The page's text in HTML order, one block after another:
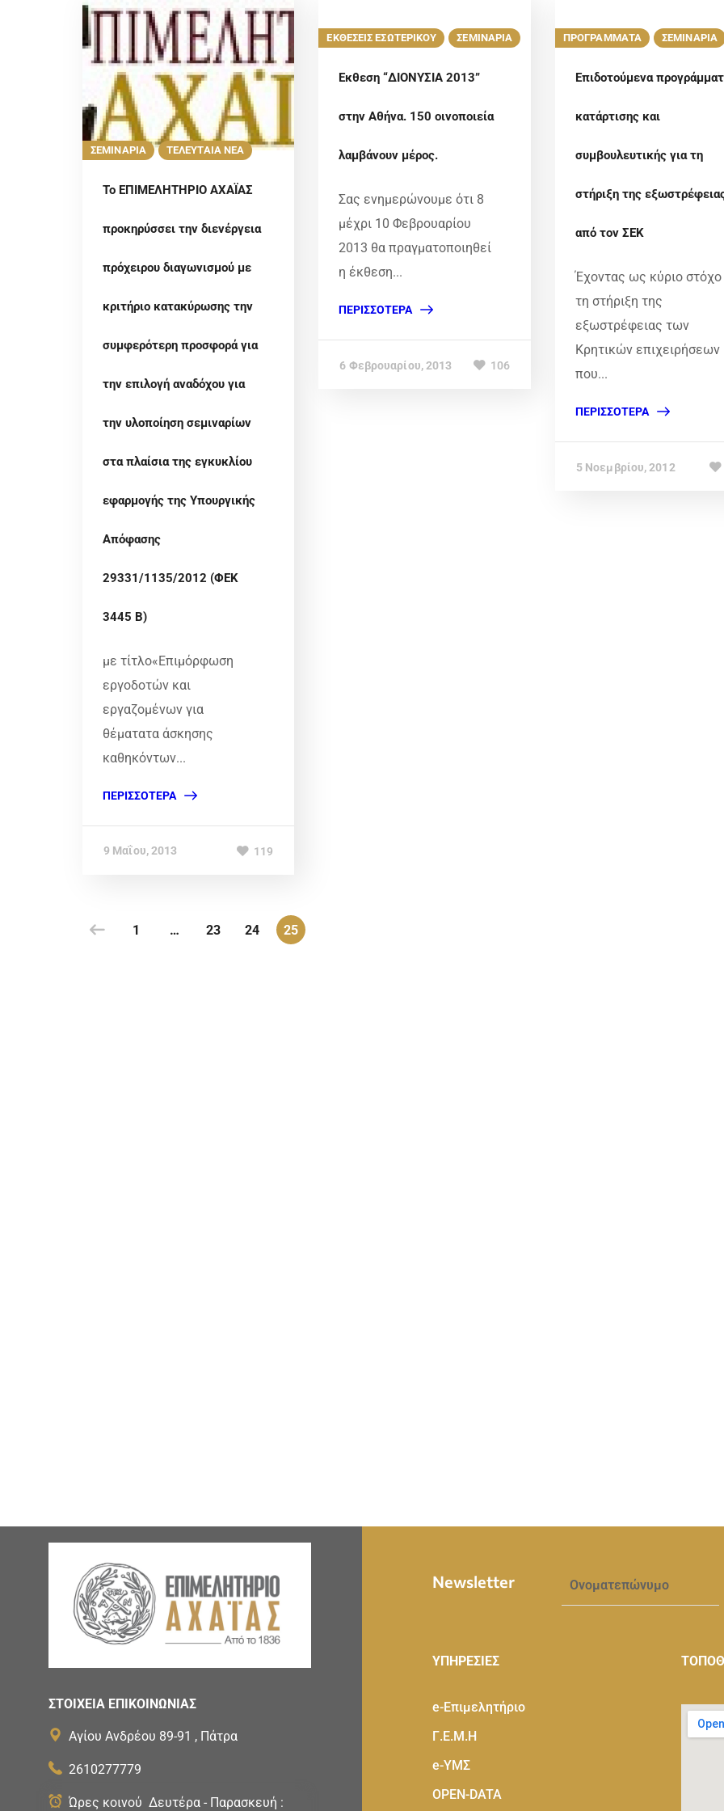
ΣΕΜΙΝΑΡΙΑ ΤΕΛΕΥΤΑΙΑ ΝΕΑ
Το ΕΠΙΜΕΛΗΤΗΡΙΟ ΑΧΑΪΑΣ
προκηρύσσει την διενέργεια
πρόχειρου διαγωνισμού με
κριτήριο κατακύρωσης την
συμφερότερη προσφορά για
την επιλογή αναδόχου για
την υλοποίηση σεμιναρίων
στα πλαίσια της εγκυκλίου
εφαρμογής της Υπουργικής
Απόφασης
29331/1135/2012 (ΦΕΚ
3445 Β)
με τίτλο«Επιμόρφωση
εργοδοτών και
εργαζομένων για
θέματατα άσκησης
καθηκόντων...
ΠΕΡΙΣΣΌΤΕΡΑ
9 Μαΐου, 2013 119
ΕΚΘΕΣΕΙΣ ΕΣΩΤΕΡΙΚΟΥ ΣΕΜΙΝΑΡΙΑ
Eκθεση “ΔΙΟΝΥΣΙΑ 2013”
στην Αθήνα. 150 οινοποιεία
λαμβάνουν μέρος.
Σας ενημερώνουμε ότι 8
μέχρι 10 Φεβρουαρίου
2013 θα πραγματοποιηθεί
η έκθεση...
ΠΕΡΙΣΣΌΤΕΡΑ
6 Φεβρουαρίου, 2013 106
ΠΡΟΓΡΑΜΜΑΤΑ ΣΕΜΙΝΑΡΙΑ
Επιδοτούμενα
κατάρτισης και
συμβουλευτικής για τη
στήριξη της
από τον ΣΕΚ
Έχοντας ως κύριο στόχο
τη στήριξη της
εξωστρέφειας των
Κρητικών επιχειρήσεων
που...
ΠΕΡΙΣΣΌΤΕΡΑ
5 Νοεμβρίου, 2012
1 … 23 24 25
ΣΤΟΙΧΕΙΑ ΕΠΙΚΟΙΝΩΝΙΑΣ
Αγίου Ανδρέου 89-91 , Πάτρα
2610277779
Ώρες κοινού Δευτέρα - Παρασκευή :
Newsletter
ΥΠΗΡΕΣΙΕΣ
e-Eπιμελητήριο
Γ.Ε.Μ.Η
e-ΥΜΣ
OPEN-DATA